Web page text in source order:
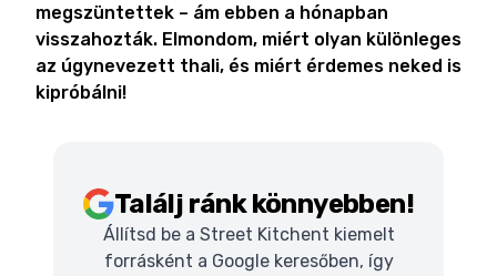
megszüntettek – ám ebben a hónapban
visszahozták. Elmondom, miért olyan különleges
az úgynevezett thali, és miért érdemes neked is
kipróbálni!
Találj ránk könnyebben!
Állítsd be a Street Kitchent kiemelt
forrásként a Google keresőben, így